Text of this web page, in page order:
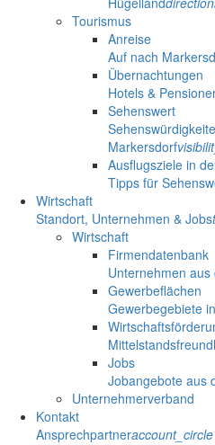
Tourismus
Anreise
Auf nach
Übernachtungen
Hotels &
Sehenswert
Markersdorf
Ausflugsziele in
Tipps für
Wirtschaft
Standort, Unternehmen & Jobs
Wirtschaft
Firmendatenbank
Unternehmen
Gewerbeflächen
Gewerbegebiete
Jobs
Jobangebote aus
Unternehmerverband
Kontakt
Ansprechpartneraccount_circle